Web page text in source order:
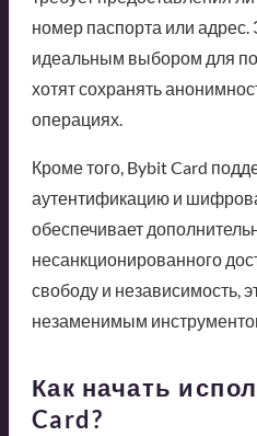
номер паспорта или адрес.
идеальным выбором для
хотят сохранять
операциях.
Кроме того, Bybit Card
аутентификацию и
обеспечивает
несанкционированного
свободу и независимость,
незаменимым
Как начать
Card?